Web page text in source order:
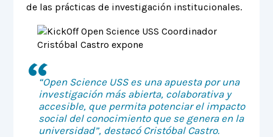
de las prácticas de investigación institucionales.
“Open Science USS es una apuesta por una
investigación más abierta, colaborativa y
accesible, que permita potenciar el impacto
social del conocimiento que se genera en la
universidad”, destacó Cristóbal Castro.